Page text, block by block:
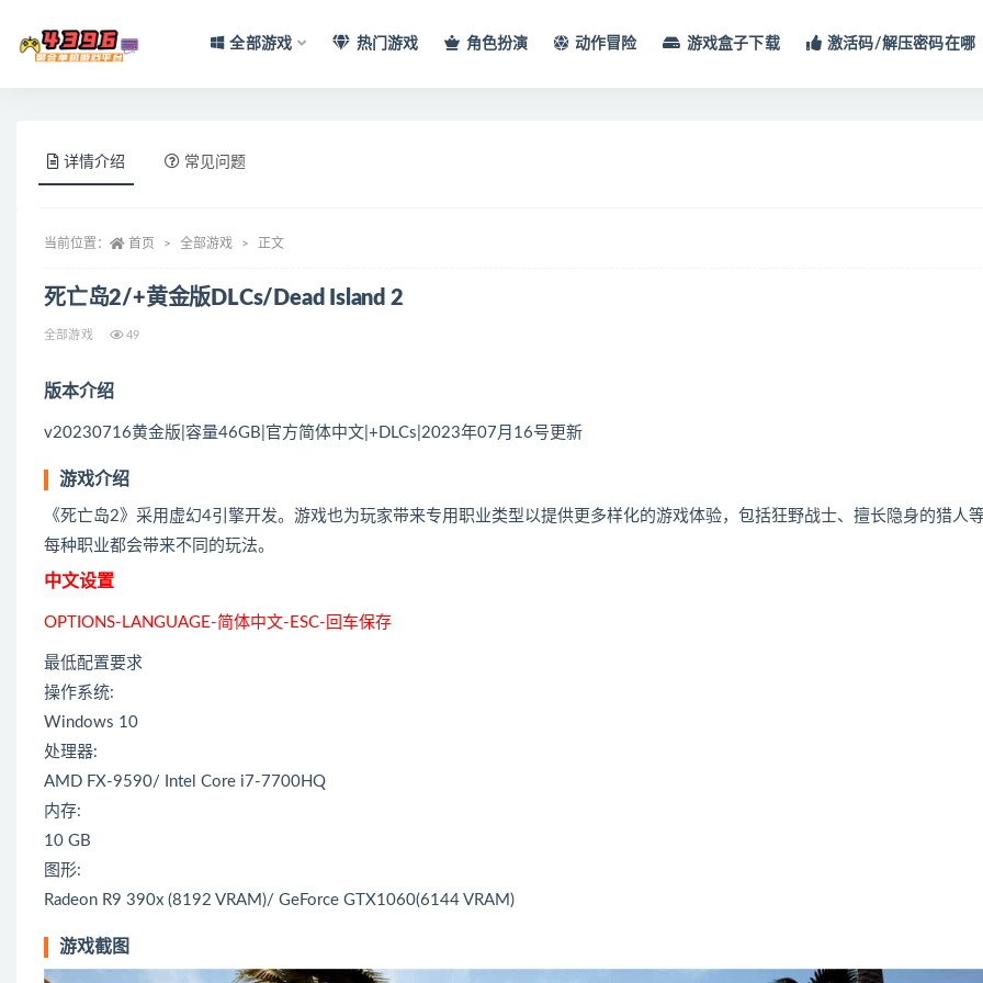
全部游戏 热门游戏 角色扮演 动作冒险 游戏盒子下载 激活码/解压密码在哪
详情介绍 常见问题
当前位置： 首页 全部游戏 正文
死亡岛2/+黄金版DLCs/Dead Island 2
全部游戏 49
版本介绍
v20230716黄金版|容量46GB|官方简体中文|+DLCs|2023年07月16号更新
游戏介绍
《死亡岛2》采用虚幻4引擎开发。游戏也为玩家带来专用职业类型以提供更多样化的游戏体验，包括狂野战士、擅长隐身的猎人
每种职业都会带来不同的玩法。
中文设置
OPTIONS-LANGUAGE-简体中文-ESC-回车保存
最低配置要求
操作系统:
Windows 10
处理器:
AMD FX-9590/ Intel Core i7-7700HQ
内存:
10 GB
图形:
Radeon R9 390x (8192 VRAM)/ GeForce GTX1060(6144 VRAM)
游戏截图